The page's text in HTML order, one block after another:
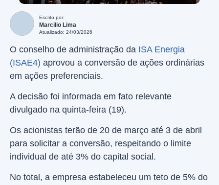
Escrito por:
Marcilio Lima
Atualizado: 24/03/2026
O conselho de administração da ISA Energia
(ISAE4) aprovou a conversão de ações ordinárias
em ações preferenciais.
A decisão foi informada em fato relevante
divulgado na quinta-feira (19).
Os acionistas terão de 20 de março até 3 de abril
para solicitar a conversão, respeitando o limite
individual de até 3% do capital social.
No total, a empresa estabeleceu um teto de 5% do